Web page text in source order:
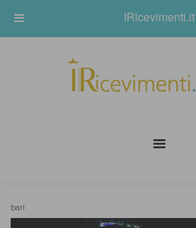
bari
IRicevimenti.it